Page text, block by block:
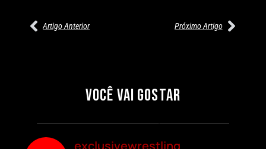
Artigo Anterior Próximo Artigo
VOCÊ VAI GOSTAR
SEGMENTOS A NÃO PERDER
Por exclusivewrestling
MUNDIAL FEMININO NA AEW
REDEMPTION
Por exclusivewrestling